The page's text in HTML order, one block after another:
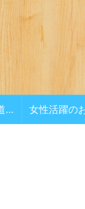
おせっかい家己書道場